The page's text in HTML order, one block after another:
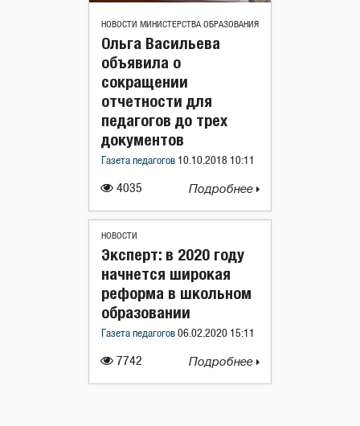
НОВОСТИ МИНИСТЕРСТВА ОБРАЗОВАНИЯ
4035
Ольга Васильева
объявила о
сокращении
отчетности для
педагогов до трех
документов
Газета педагогов 10.10.2018 10:11
Подробнее
НОВОСТИ
7742
Эксперт: в 2020 году
начнется широкая
реформа в школьном
образовании
Газета педагогов 06.02.2020 15:11
Подробнее